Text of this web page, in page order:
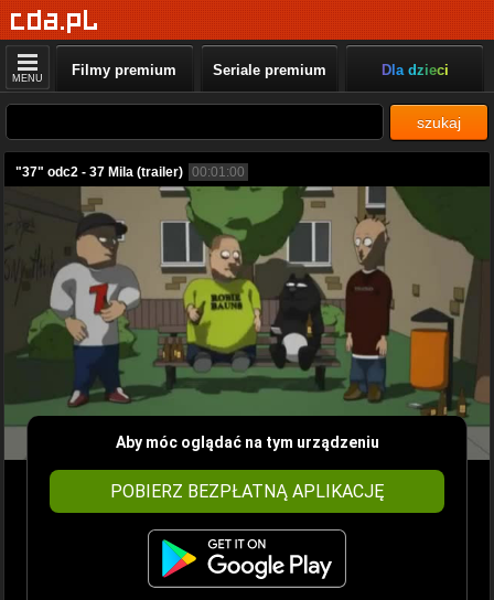
MENU Filmy premium Seriale premium Dla dzieci
szukaj
"37" odc2 - 37 Mila (trailer) 00:01:00
Aby móc oglądać na tym urządzeniu
POBIERZ BEZPŁATNĄ APLIKACJĘ